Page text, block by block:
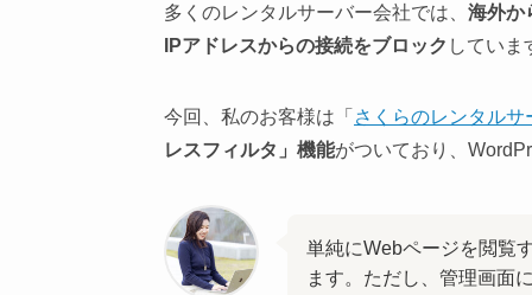
多くのレンタルサーバー会社では、 海外か
IPアドレスからの接続をブロック していま
今回、私のお客様は「 さくらのレンタルサ
レスフィルタ」機能がついており、
単純にWebページを閲覧
ます。ただし、管理画面